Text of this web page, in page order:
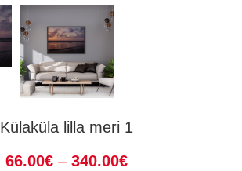
Külaküla lilla meri 1
66.00€ – 340.00€